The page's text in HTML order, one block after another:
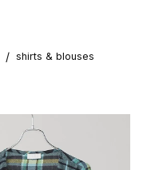
/ shirts & blouses